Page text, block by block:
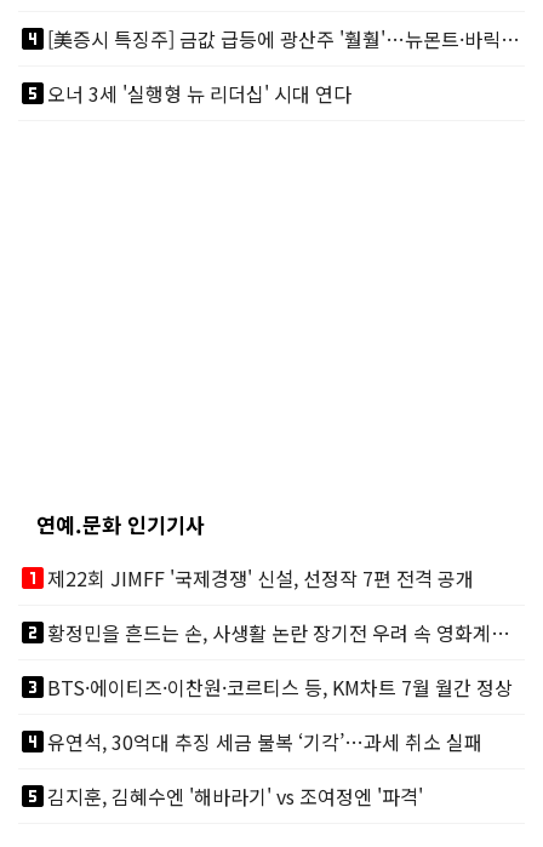
looks_4
[美증시 특징주] 금값 급등에 광산주 '훨훨'…뉴몬트·바릭마이닝 주도
looks_5오너 3세 '실행형 뉴 리더십' 시대 연다
연예.문화 인기기사
looks_one제22회 JIMFF '국제경쟁' 신설, 선정작 7편 전격 공개
looks_two
황정민을 흔드는 손, 사생활 논란 장기전 우려 속 영화계도 리스크
looks_3BTS·에이티즈·이찬원·코르티스 등, KM차트 7월 월간 정상
looks_4유연석, 30억대 추징 세금 불복 ‘기각’…과세 취소 실패
looks_5김지훈, 김혜수엔 '해바라기' vs 조여정엔 '파격'